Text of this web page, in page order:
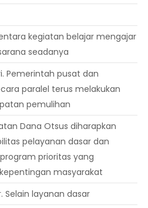
kegiatan belajar mengajar
seadanya
Pemerintah pusat dan
paralel terus melakukan
pemulihan
Dana Otsus diharapkan
pelayanan dasar dan
prioritas yang
masyarakat
Selain layanan dasar